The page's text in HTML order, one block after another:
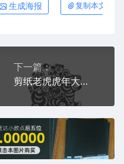
生成海报 复制本文链接
下一篇：
剪纸老虎虎年大吉男童骑虎AI8.0格式激光打标文件通用矢量图